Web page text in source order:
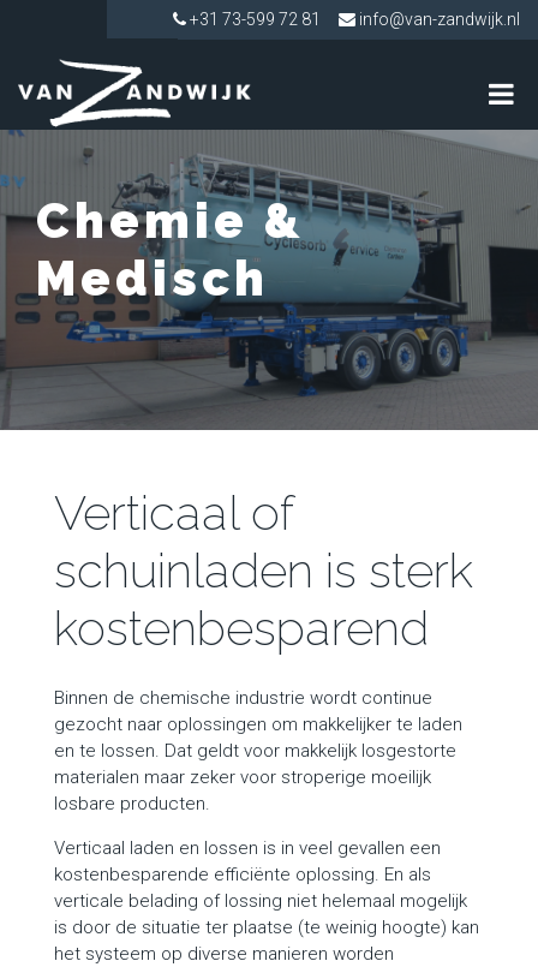
+31 73-599 72 81 info@van-zandwijk.nl
Chemie &
Medisch
Verticaal of
schuinladen is sterk
kostenbesparend
Binnen de chemische industrie wordt continue
gezocht naar oplossingen om makkelijker te laden
en te lossen. Dat geldt voor makkelijk losgestorte
materialen maar zeker voor stroperige moeilijk
losbare producten.
Verticaal laden en lossen is in veel gevallen een
kostenbesparende efficiënte oplossing. En als
verticale belading of lossing niet helemaal mogelijk
is door de situatie ter plaatse (te weinig hoogte) kan
het systeem op diverse manieren worden